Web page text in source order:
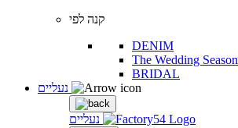
קנה לפי
DENIM
The Wedding Season
BRIDAL
נעליים